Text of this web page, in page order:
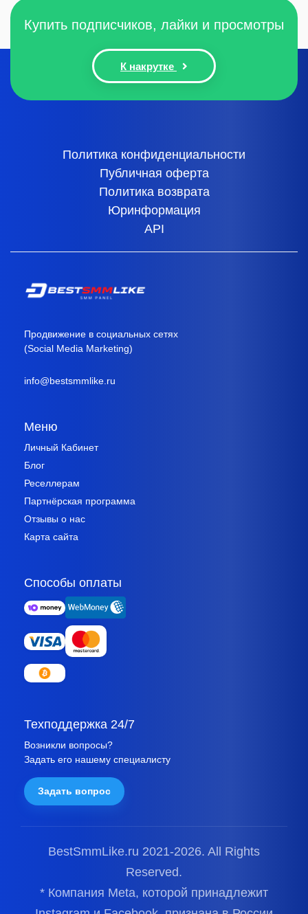
Купить подписчиков, лайки и просмотры
К накрутке
Политика конфиденциальности
Публичная оферта
Политика возврата
Юринформация
API
Продвижение в социальных сетях
(Social Media Marketing)
info@bestsmmlike.ru
Меню
Личный Кабинет
Блог
Реселлерам
Партнёрская программа
Отзывы о нас
Карта сайта
Способы оплаты
Техподдержка 24/7
Возникли вопросы?
Задать его нашему специалисту
Задать вопрос
BestSmmLike.ru 2021-2026. All Rights
Reserved.
* Компания Meta, которой принадлежит